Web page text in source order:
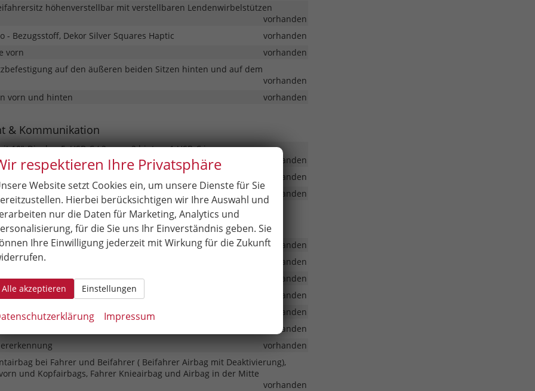
höhenverstellbar mit verstellbaren Lendenwirbelstützen
vorhanden
- Bezugsstoff, Dekor Silver Squares Haptic
vorhanden
vorn
vorhanden
auf den äußeren beiden Sitzen hinten und auf dem
vorhanden
vorn und hinten
vorhanden
& Kommunikation
10"-Display, 5xUSB-C ( 2 vorn; 2 hinten; 1 USB-C im
8 Lautsprecher, Bluetooth, kabelloses Smartlink
vorhanden
vorhanden
10"-Display, 5xUSB-C , 8 Lautsprecher, Bluetooth
vorhanden
Assistenz
mit Fernsteuerung und Startknopf
vorhanden
vorhanden
- Notruffunktion
vorhanden
3 Jahre
vorhanden
vorhanden
vorhanden
vorhanden
bei Fahrer und Beifahrer ( Beifahrer Airbag mit Deaktivierung),
und Kopfairbags, Fahrer Knieairbag und Airbag in der Mitte
vorhanden
respektieren Ihre Privatsphäre
Website setzt Cookies ein, um unsere Dienste für Sie
Hierbei berücksichtigen wir Ihre Auswahl und
nur die Daten für Marketing, Analytics und
für die Sie uns Ihr Einverständnis geben. Sie
Ihre Einwilligung jederzeit mit Wirkung für die Zukunft
Alle akzeptieren Einstellungen
Impressum